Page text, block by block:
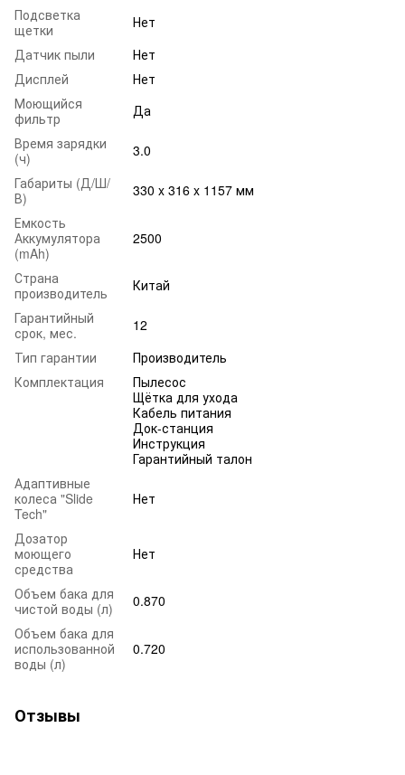
Подсветка
щетки
Нет
Датчик пыли
Нет
Дисплей
Нет
Моющийся
фильтр
Да
Время зарядки
(ч)
3.0
Габариты (Д/Ш/
В)
330 x 316 x 1157 мм
Емкость
Аккумулятора
(mAh)
2500
Страна
производитель
Китай
Гарантийный
срок, мес.
12
Тип гарантии
Производитель
Комплектация
Пылесос
Щётка для ухода
Кабель питания
Док-станция
Инструкция
Гарантийный талон
Адаптивные
колеса "Slide
Tech"
Нет
Дозатор
моющего
средства
Нет
Объем бака для
чистой воды (л)
0.870
Объем бака для
использованной
воды (л)
0.720
Отзывы